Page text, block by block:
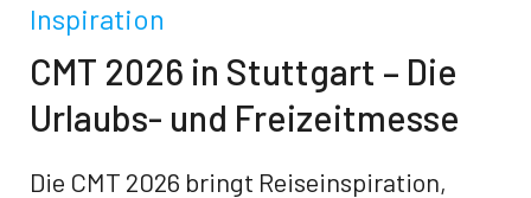
Inspiration
CMT 2026 in Stuttgart – Die
Urlaubs- und Freizeitmesse
Die CMT 2026 bringt Reiseinspiration,